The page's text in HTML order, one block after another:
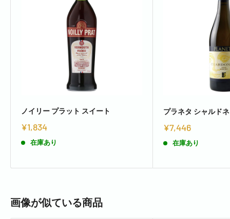
ノイリー プラット スイート
¥1,834
在庫あり
プラネタ シャルドネ
¥7,446
在庫あり
画像が似ている商品